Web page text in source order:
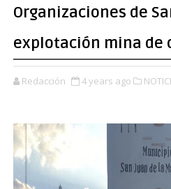
Organizaciones de
explotación mina de
Redacción 4 years ago